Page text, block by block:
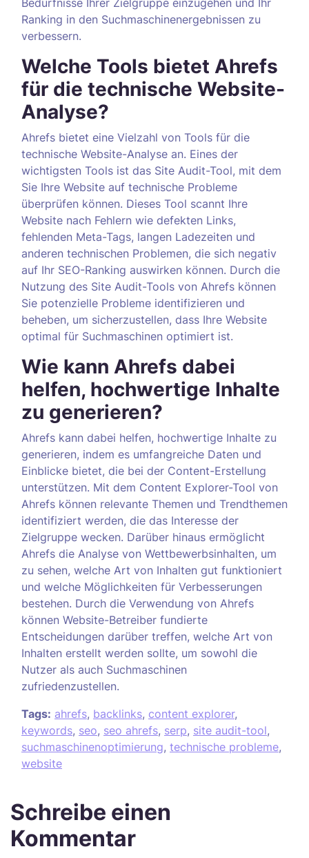
Bedürfnisse Ihrer Zielgruppe einzugehen und Ihr
Ranking in den Suchmaschinenergebnissen zu
verbessern.
Welche Tools bietet Ahrefs
für die technische Website-
Analyse?
Ahrefs bietet eine Vielzahl von Tools für die
technische Website-Analyse an. Eines der
wichtigsten Tools ist das Site Audit-Tool, mit dem
Sie Ihre Website auf technische Probleme
überprüfen können. Dieses Tool scannt Ihre
Website nach Fehlern wie defekten Links,
fehlenden Meta-Tags, langen Ladezeiten und
anderen technischen Problemen, die sich negativ
auf Ihr SEO-Ranking auswirken können. Durch die
Nutzung des Site Audit-Tools von Ahrefs können
Sie potenzielle Probleme identifizieren und
beheben, um sicherzustellen, dass Ihre Website
optimal für Suchmaschinen optimiert ist.
Wie kann Ahrefs dabei
helfen, hochwertige Inhalte
zu generieren?
Ahrefs kann dabei helfen, hochwertige Inhalte zu
generieren, indem es umfangreiche Daten und
Einblicke bietet, die bei der Content-Erstellung
unterstützen. Mit dem Content Explorer-Tool von
Ahrefs können relevante Themen und Trendthemen
identifiziert werden, die das Interesse der
Zielgruppe wecken. Darüber hinaus ermöglicht
Ahrefs die Analyse von Wettbewerbsinhalten, um
zu sehen, welche Art von Inhalten gut funktioniert
und welche Möglichkeiten für Verbesserungen
bestehen. Durch die Verwendung von Ahrefs
können Website-Betreiber fundierte
Entscheidungen darüber treffen, welche Art von
Inhalten erstellt werden sollte, um sowohl die
Nutzer als auch Suchmaschinen
zufriedenzustellen.
Tags: ahrefs, backlinks, content explorer,
keywords, seo, seo ahrefs, serp, site audit-tool,
suchmaschinenoptimierung, technische probleme,
website
Schreibe einen
Kommentar